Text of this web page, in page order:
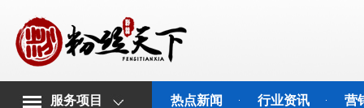
服务项目 热点新闻 行业资讯 营